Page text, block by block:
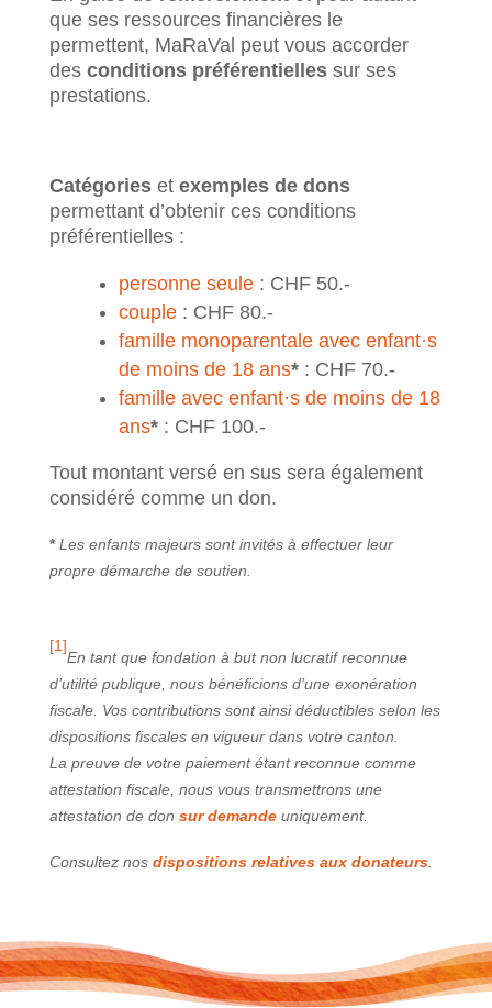
que ses ressources financières le
permettent, MaRaVal peut vous accorder
des conditions préférentielles sur ses
prestations.
Catégories et exemples de dons
permettant d’obtenir ces conditions
préférentielles :
personne seule: CHF 50.-
couple : CHF 80.-
famille monoparentale avec enfant·s
de moins de 18 ans* : CHF 70.-
famille avec enfant·s de moins de 18
ans* : CHF 100.-
Tout montant versé en sus sera également
considéré comme un don.
* Les enfants majeurs sont invités à effectuer leur
propre démarche de soutien.
[1]
En tant que fondation à but non lucratif reconnue
d’utilité publique, nous bénéficions d’une exonération
fiscale. Vos contributions sont ainsi déductibles selon les
dispositions fiscales en vigueur dans votre canton.
La preuve de votre paiement étant reconnue comme
attestation fiscale, nous vous transmettrons une
attestation de don sur demandeuniquement.
Consultez nos dispositions relatives aux donateurs.